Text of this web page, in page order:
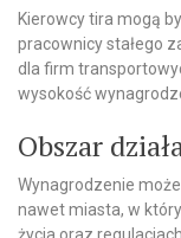
Kierowcy tira mogą
pracownicy stałego
dla firm
wysokość
Obszar
Wynagrodzenie
nawet miasta, w
życia oraz